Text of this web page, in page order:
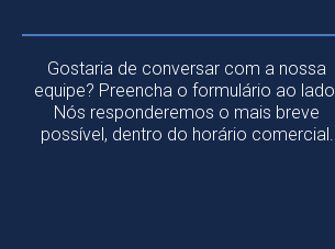
Gostaria de conversar com a nossa
equipe? Preencha o formulário ao lado.
Nós responderemos o mais breve
possível, dentro do horário comercial.